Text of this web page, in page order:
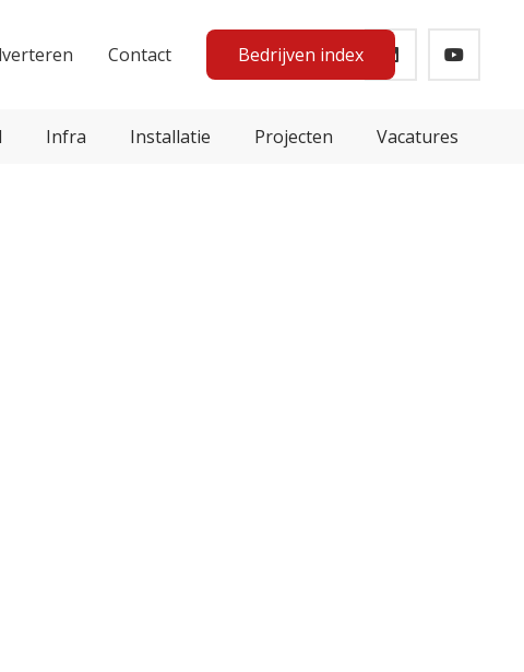
Contact Bedrijven index
Infra Installatie Projecten Vacatures